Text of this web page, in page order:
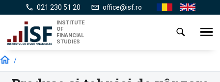
to
content
021 230 51 20 office@isf.ro En
INSTITUTE
OF
FINANCIAL
STUDIES
/